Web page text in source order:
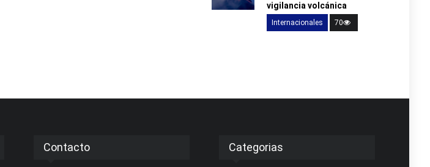
vigilancia volcánica
Internacionales 70
Contacto Categorias